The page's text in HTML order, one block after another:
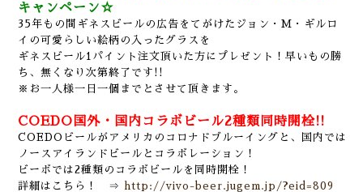
キャンペーン☆
35年もの間ギネスビールの広告をてがけたジョン・M・ギルロ
イの可愛らしい絵柄の入ったグラスを
ギネスビール1パイント注文頂いた方にプレゼント！早いもの勝
ち、無くなり次第終了です!!
※お一人様一日一個までとさせて頂きます。
COEDO国外・国内コラボビール2種類同時開栓!!
COEDOビールがアメリカのコロナドブルーイングと、国内では
ノースアイランドビールとコラボレーション！
ビーボでは2種類のコラボビールを同時開栓！
詳細はこちら！ ⇒
http://vivo-beer.jugem.jp/?eid=809